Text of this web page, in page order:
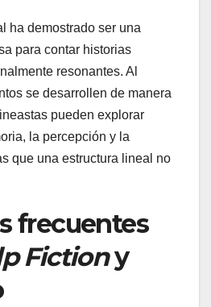
ha demostrado ser una
para contar historias
resonantes. Al
se desarrollen de manera
pueden explorar
la percepción y la
que una estructura lineal no
frecuentes
Fictiony